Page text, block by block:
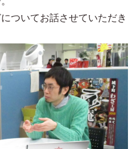
ついてお話させていただき